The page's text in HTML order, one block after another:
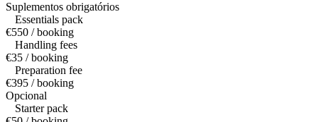
Suplementos obrigatórios
Essentials pack
€550 / booking
Handling fees
€35 / booking
Preparation fee
€395 / booking
Opcional
Starter pack